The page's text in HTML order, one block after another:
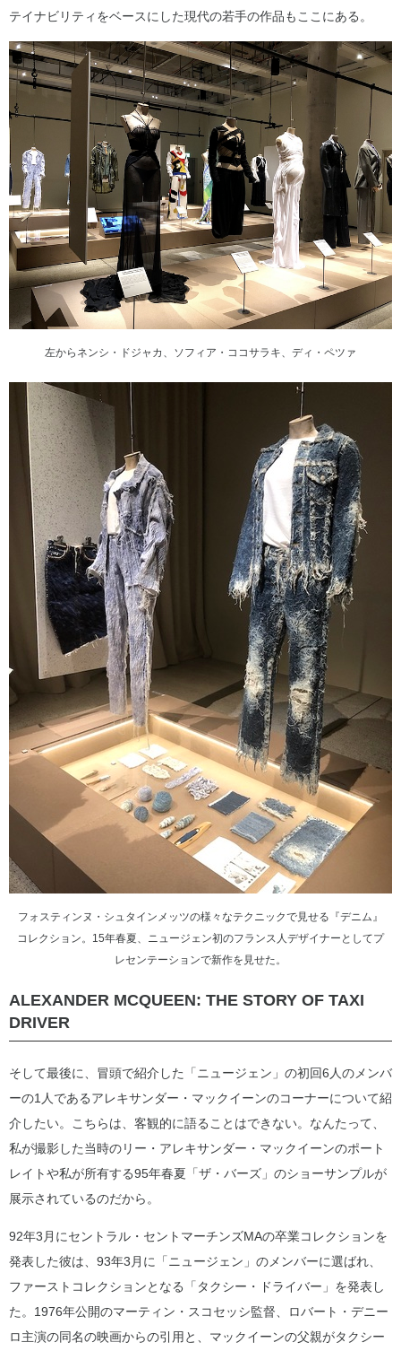
テイナビリティをベースにした現代の若手の作品もここにある。
左からネンシ・ドジャカ、ソフィア・ココサラキ、ディ・ペツァ
フォスティンヌ・シュタインメッツの様々なテクニックで見せる『デニム』
コレクション。15年春夏、ニュージェン初のフランス人デザイナーとしてプ
レセンテーションで新作を見せた。
ALEXANDER MCQUEEN: THE STORY OF TAXI
DRIVER
そして最後に、冒頭で紹介した「ニュージェン」の初回6人のメンバ
ーの1人であるアレキサンダー・マックイーンのコーナーについて紹
介したい。こちらは、客観的に語ることはできない。なんたって、
私が撮影した当時のリー・アレキサンダー・マックイーンのポート
レイトや私が所有する95年春夏「ザ・バーズ」のショーサンプルが
展示されているのだから。
92年3月にセントラル・セントマーチンズMAの卒業コレクションを
発表した彼は、93年3月に「ニュージェン」のメンバーに選ばれ、
ファーストコレクションとなる「タクシー・ドライバー」を発表し
た。1976年公開のマーティン・スコセッシ監督、ロバート・デニー
ロ主演の同名の映画からの引用と、マックイーンの父親がタクシー